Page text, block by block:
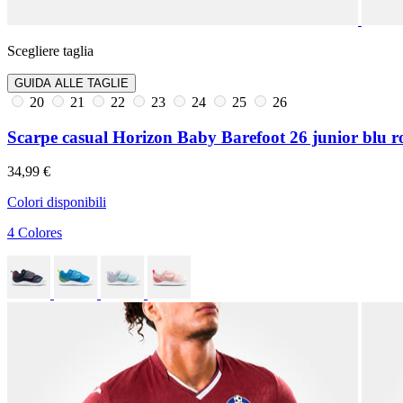
Scegliere taglia
GUIDA ALLE TAGLIE
20 21 22 23 24 25 26
Scarpe casual Horizon Baby Barefoot 26 junior blu
34,99 €
Colori disponibili
4 Colores